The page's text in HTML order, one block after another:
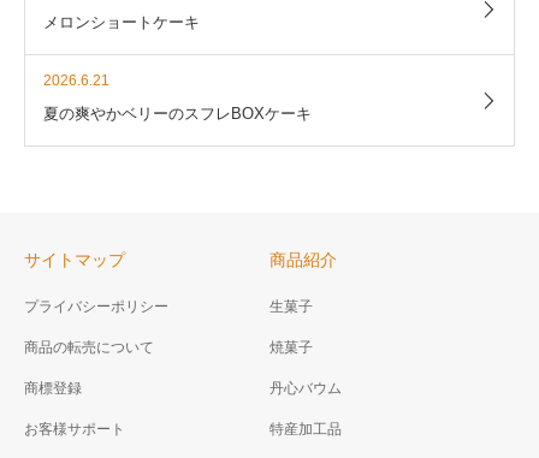
メロンショートケーキ
2026.6.21
夏の爽やかベリーのスフレBOXケーキ
サイトマップ
プライバシーポリシー
商品の転売について
商標登録
お客様サポート
商品紹介
生菓子
焼菓子
丹心バウム
特産加工品